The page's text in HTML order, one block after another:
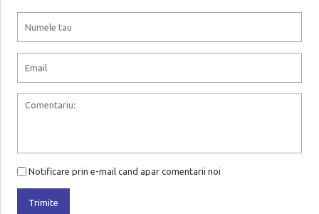
Notificare prin e-mail cand apar comentarii noi
Trimite